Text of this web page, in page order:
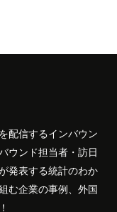
配信するインバウン
ウンド担当者・訪日
発表する統計のわか
む企業の事例、外国